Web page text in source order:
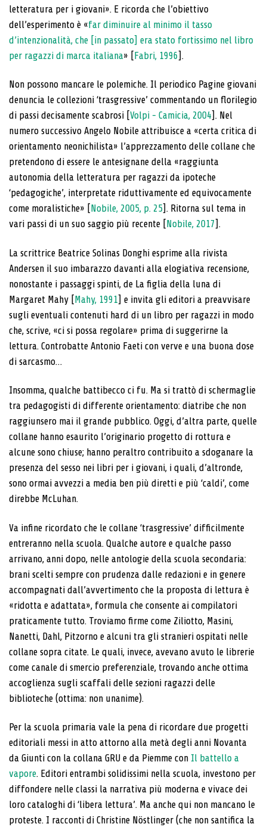
letteratura per i giovani». E ricorda che l’obiettivo
dell’esperimento è «far diminuire al minimo il tasso
d’intenzionalità, che [in passato] era stato fortissimo nel libro
per ragazzi di marca italiana» [Fabri, 1996].
Non possono mancare le polemiche. Il periodico Pagine giovani
denuncia le collezioni ‘trasgressive’ commentando un florilegio
di passi decisamente scabrosi [ Volpi - Camicia, 2004 ]. Nel
numero successivo Angelo Nobile attribuisce a «certa critica di
orientamento neonichilista» l’apprezzamento delle collane che
pretendono di essere le antesignane della «raggiunta
autonomia della letteratura per ragazzi da ipoteche
‘pedagogiche’, interpretate riduttivamente ed equivocamente
come moralistiche» [
Nobile, 2005, p. 25 ]. Ritorna sul tema in
vari passi di un suo saggio più recente [
Nobile, 2017 ].
La scrittrice Beatrice Solinas Donghi esprime alla rivista
Andersen il suo imbarazzo davanti alla elogiativa recensione,
nonostante i passaggi spinti, de La figlia della luna di
Margaret Mahy [Mahy, 1991] e invita gli editori a preavvisare
sugli eventuali contenuti hard di un libro per ragazzi in modo
che, scrive, «ci si possa regolare» prima di suggerirne la
lettura. Controbatte Antonio Faeti con verve e una buona dose
di sarcasmo…
Insomma, qualche battibecco ci fu. Ma si trattò di schermaglie
tra pedagogisti di differente orientamento: diatribe che non
raggiunsero mai il grande pubblico. Oggi, d’altra parte, quelle
collane hanno esaurito l’originario progetto di rottura e
alcune sono chiuse; hanno peraltro contribuito a sdoganare la
presenza del sesso nei libri per i giovani, i quali, d’altronde,
sono ormai avvezzi a media ben più diretti e più ‘caldi’, come
direbbe McLuhan.
Va infine ricordato che le collane ‘trasgressive’ difficilmente
entreranno nella scuola. Qualche autore e qualche passo
arrivano, anni dopo, nelle antologie della scuola secondaria:
brani scelti sempre con prudenza dalle redazioni e in genere
accompagnati dall’avvertimento che la proposta di lettura è
«ridotta e adattata», formula che consente ai compilatori
praticamente tutto. Troviamo firme come Ziliotto, Masini,
Nanetti, Dahl, Pitzorno e alcuni tra gli stranieri ospitati nelle
collane sopra citate. Le quali, invece, avevano avuto le librerie
come canale di smercio preferenziale, trovando anche ottima
accoglienza sugli scaffali delle sezioni ragazzi delle
biblioteche (ottima: non unanime).
Per la scuola primaria vale la pena di ricordare due progetti
editoriali messi in atto attorno alla metà degli anni Novanta
da Giunti con la collana GRU e da Piemme con Il battello a
vapore. Editori entrambi solidissimi nella scuola, investono per
diffondere nelle classi la narrativa più moderna e vivace dei
loro cataloghi di ‘libera lettura’. Ma anche qui non mancano le
proteste. I racconti di Christine Nöstlinger (che non santifica la